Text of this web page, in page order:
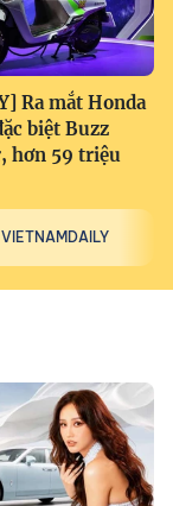
Ra mắt Honda
biệt Buzz
hơn 59 triệu
VIETNAMDAILY